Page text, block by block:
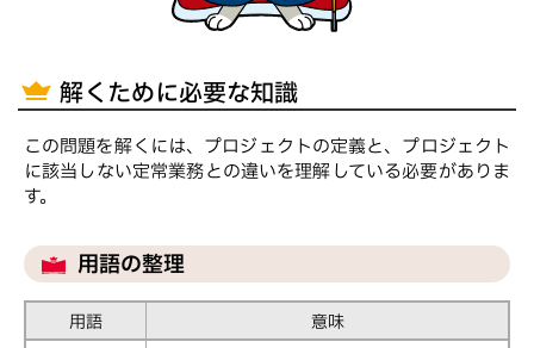
解くために必要な知識
この問題を解くには、プロジェクトの定義と、プロジェクト
に該当しない定常業務との違いを理解している必要がありま
す。
用語の整理
用語 意味